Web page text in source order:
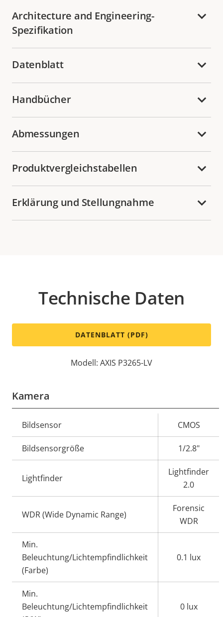
Architecture and Engineering-
Spezifikation
Datenblatt
Handbücher
Abmessungen
Produktvergleichstabellen
Erklärung und Stellungnahme
Technische Daten
DATENBLATT (PDF)
Modell: AXIS P3265-LV
Kamera
Eigentumsbeschreibung Eigentumswert
Bildsensor CMOS
Bildsensorgröße 1/2.8"
Lightfinder
Lightfinder
2.0
WDR (Wide Dynamic Range)
Forensic
WDR
Min.
Beleuchtung/Lichtempfindlichkeit
(Farbe)
0.1 lux
Min.
Beleuchtung/Lichtempfindlichkeit
0 lux